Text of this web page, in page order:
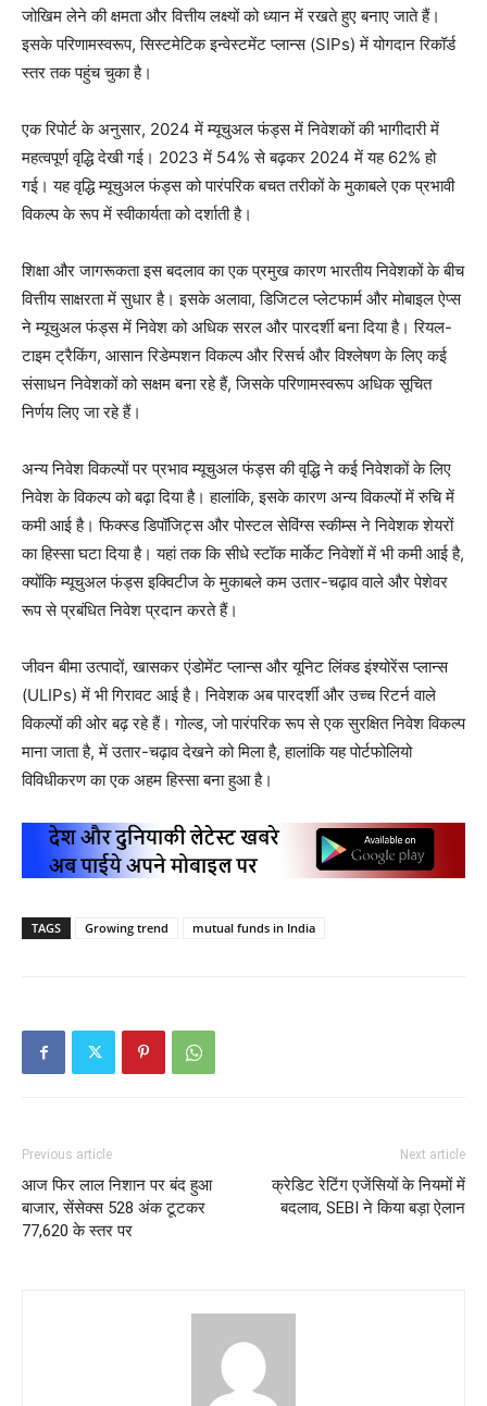
जोखिम लेने की क्षमता और वित्तीय लक्ष्यों को ध्यान में रखते हुए बनाए जाते हैं।
इसके परिणामस्वरूप, सिस्टमेटिक इन्वेस्टमेंट प्लान्स (SIPs) में योगदान रिकॉर्ड
स्तर तक पहुंच चुका है।
एक रिपोर्ट के अनुसार, 2024 में म्यूचुअल फंड्स में निवेशकों की भागीदारी में
महत्वपूर्ण वृद्धि देखी गई। 2023 में 54% से बढ़कर 2024 में यह 62% हो
गई। यह वृद्धि म्यूचुअल फंड्स को पारंपरिक बचत तरीकों के मुकाबले एक प्रभावी
विकल्प के रूप में स्वीकार्यता को दर्शाती है।
शिक्षा और जागरूकता इस बदलाव का एक प्रमुख कारण भारतीय निवेशकों के बीच
वित्तीय साक्षरता में सुधार है। इसके अलावा, डिजिटल प्लेटफार्म और मोबाइल ऐप्स
ने म्यूचुअल फंड्स में निवेश को अधिक सरल और पारदर्शी बना दिया है। रियल-
टाइम ट्रैकिंग, आसान रिडेम्पशन विकल्प और रिसर्च और विश्लेषण के लिए कई
संसाधन निवेशकों को सक्षम बना रहे हैं, जिसके परिणामस्वरूप अधिक सूचित
निर्णय लिए जा रहे हैं।
अन्य निवेश विकल्पों पर प्रभाव म्यूचुअल फंड्स की वृद्धि ने कई निवेशकों के लिए
निवेश के विकल्प को बढ़ा दिया है। हालांकि, इसके कारण अन्य विकल्पों में रुचि में
कमी आई है। फिक्स्ड डिपॉजिट्स और पोस्टल सेविंग्स स्कीम्स ने निवेशक शेयरों
का हिस्सा घटा दिया है। यहां तक कि सीधे स्टॉक मार्केट निवेशों में भी कमी आई है,
क्योंकि म्यूचुअल फंड्स इक्विटीज के मुकाबले कम उतार-चढ़ाव वाले और पेशेवर
रूप से प्रबंधित निवेश प्रदान करते हैं।
जीवन बीमा उत्पादों, खासकर एंडोमेंट प्लान्स और यूनिट लिंक्ड इंश्योरेंस प्लान्स
(ULIPs) में भी गिरावट आई है। निवेशक अब पारदर्शी और उच्च रिटर्न वाले
विकल्पों की ओर बढ़ रहे हैं। गोल्ड, जो पारंपरिक रूप से एक सुरक्षित निवेश विकल्प
माना जाता है, में उतार-चढ़ाव देखने को मिला है, हालांकि यह पोर्टफोलियो
विविधीकरण का एक अहम हिस्सा बना हुआ है।
TAGS Growing trend mutual funds in India
Previous article
आज फिर लाल निशान पर बंद हुआ
बाजार, सेंसेक्स 528 अंक टूटकर
77,620 के स्तर पर
Next article
क्रेडिट रेटिंग एजेंसियों के नियमों में
बदलाव, SEBI ने किया बड़ा ऐलान